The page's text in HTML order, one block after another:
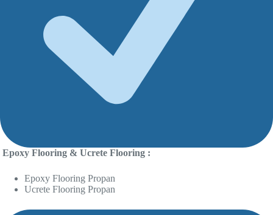
Epoxy Flooring & Ucrete Flooring :
Epoxy Flooring Propan
Ucrete Flooring Propan